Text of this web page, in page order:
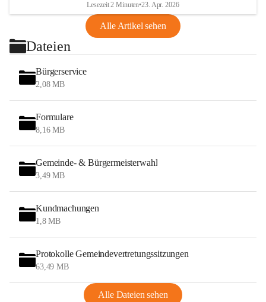
Lesezeit 2 Minuten•23. Apr. 2026
Alle Artikel sehen
Dateien
Bürgerservice
2,08 MB
Formulare
8,16 MB
Gemeinde- & Bürgermeisterwahl
3,49 MB
Kundmachungen
1,8 MB
Protokolle Gemeindevertretungssitzungen
63,49 MB
Alle Dateien sehen